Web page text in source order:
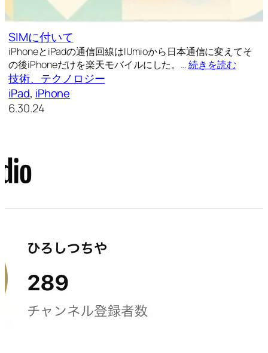
SIMに付いて
iPhoneとiPadの通信回線はIIJmioから日本通信に変えてそ
の後iPhoneだけを楽天モバイルにした。…続きを読む
技術、テクノロジー
iPad, iPhone
6.30.24